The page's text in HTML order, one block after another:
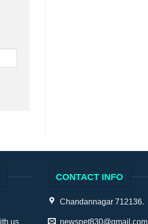
us
CONTACT INFO
Chandannagar 712136.
newsnet830@gmail.com